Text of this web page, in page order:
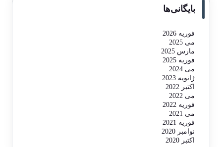
بایگانی‌ها
فوریه 2026
می 2025
مارس 2025
فوریه 2025
می 2024
ژانویه 2023
اکتبر 2022
می 2022
فوریه 2022
می 2021
فوریه 2021
نوامبر 2020
اکتبر 2020